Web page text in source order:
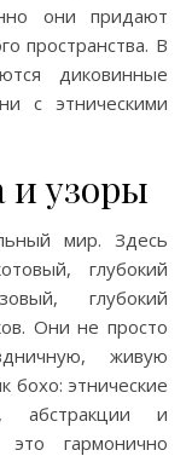
они придают
пространства. В
диковинные
с этническими
и узоры
мир. Здесь
глубокий
глубокий
Они не просто
живую
этнические
абстракции и
гармонично